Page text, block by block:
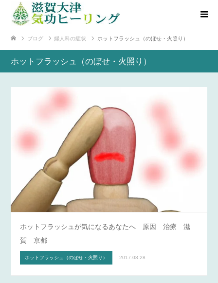
ブログ 婦人科の症状 ホットフラッシュ（のぼせ・火照り）
ホットフラッシュ（のぼせ・火照り）
ホットフラッシュが気になるあなたへ 原因 治療 滋
賀 京都
ホットフラッシュ（のぼせ・火照り） 2017.08.28